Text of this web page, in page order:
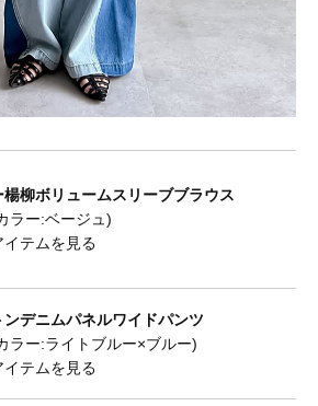
楊柳ボリュームスリーブブラウス
ラー:ベージュ)
イテムを見る
ンデニムパネルワイドパンツ
ラー:ライトブルー×ブルー)
イテムを見る